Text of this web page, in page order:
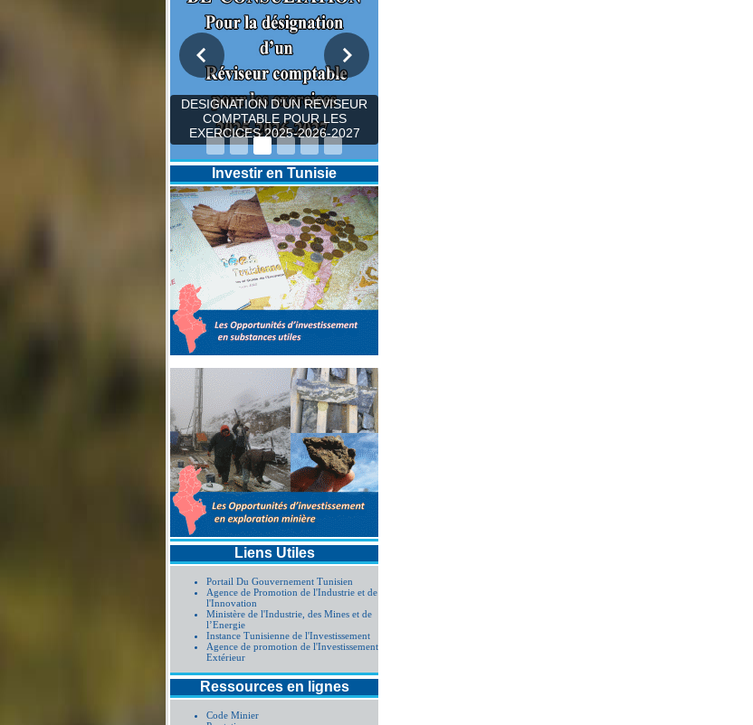
DESIGNATION D’UN REVISEUR
COMPTABLE POUR LES
EXERCICES 2025-2026-2027
Investir en Tunisie
Liens Utiles
Portail Du Gouvernement Tunisien
Agence de Promotion de l'Industrie et de
l'Innovation
Ministère de l'Industrie, des Mines et de
l’Energie
Instance Tunisienne de l'Investissement
Agence de promotion de l'Investissement
Extérieur
Ressources en lignes
Code Minier